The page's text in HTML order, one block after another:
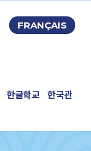
FRANÇAIS
한글학교 한국관